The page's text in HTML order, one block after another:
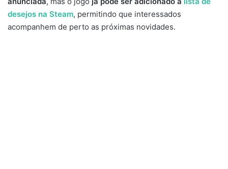
desejos na Steam, permitindo que interessados
acompanhem de perto as próximas novidades.